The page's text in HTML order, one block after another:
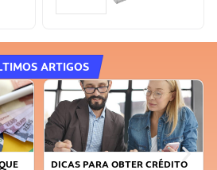
ARTIGOS
FAÇA A DIFERENÇA: SEJA